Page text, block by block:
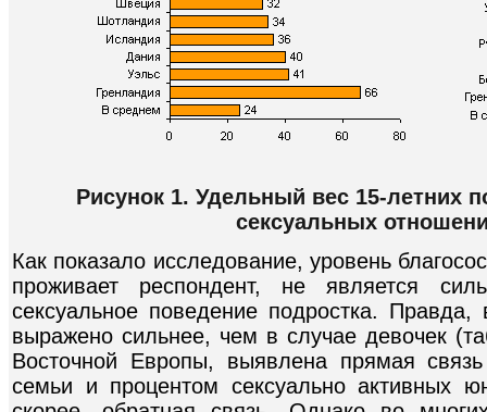
Рисунок 1. Удельный вес 15-летних
сексуальных
Как показало исследование, уровень
проживает респондент, не является
сексуальное поведение подростка.
выражено сильнее, чем в случае девочек
Восточной Европы, выявлена прямая
семьи и процентом сексуально активных